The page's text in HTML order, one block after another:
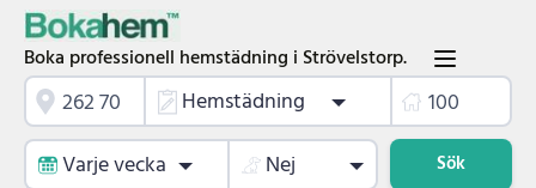
Boka professionell hemstädning i Strövelstorp.
Hemstädning
Varje vecka
Nej Sök